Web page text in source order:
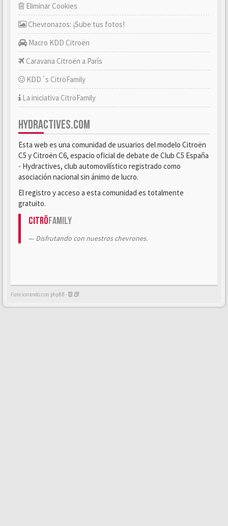
Eliminar Cookies
Chevronazos: ¡Sube tus fotos!
Macro KDD Citroën
Caravana Citroën a París
KDD´s CitröFamily
La iniciativa CitröFamily
HYDRACTIVES.COM
Esta web es una comunidad de usuarios del modelo Citroën
C5 y Citroën C6, espacio oficial de debate de Club C5 España
- Hydractives, club automovilístico registrado como
asociación nacional sin ánimo de lucro.
El registro y acceso a esta comunidad es totalmente
gratuito.
CitröFamily
Disfrutando con nuestros chevrones.
Funcionando con phpBB -